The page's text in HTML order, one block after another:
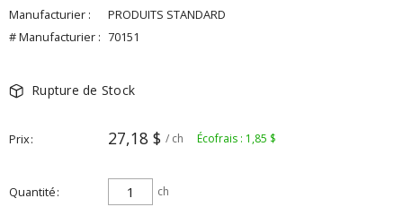
Manufacturier :
PRODUITS STANDARD
# Manufacturier : 70151
Rupture de Stock
Prix 27,18 $ / ch Écofrais : 1,85 $
Quantité ch